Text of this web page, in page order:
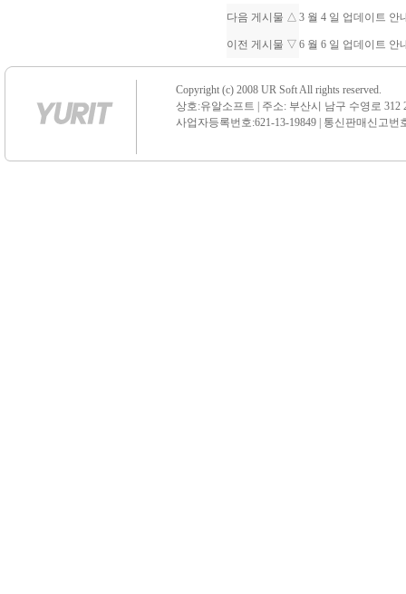
다음 게시물 △ 3 월 4 일 업데이트 안
이전 게시물 ▽ 6 월 6 일 업데이트 안
Copyright (c) 2008 UR Soft All rights reserved.
상호:유알소프트 | 주소: 부산시 남구 수영로 312
사업자등록번호:621-13-19849 | 통신판매신고번